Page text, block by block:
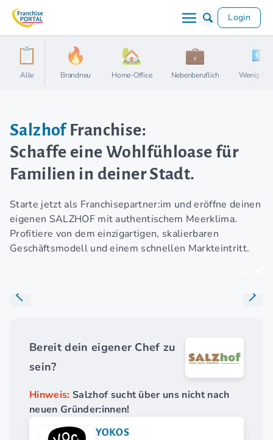
Login
Alle Brandneu Home-Office Nebenberuflich Wenig
SalzhofFranchise:
Schaffe eine Wohlfühloase für
Familien in deiner Stadt.
Starte jetzt als Franchisepartner:im und eröffne deinen
eigenen SALZHOF mit authentischem Meerklima.
Profitiere von dem einzigartigen, skalierbaren
Geschäftsmodell und einem schnellen Markteintritt.
Bereit dein eigener Chef zu
sein?
Hinweis: Salzhof sucht über uns nicht nach
neuen Gründer:innen!
YOKOS